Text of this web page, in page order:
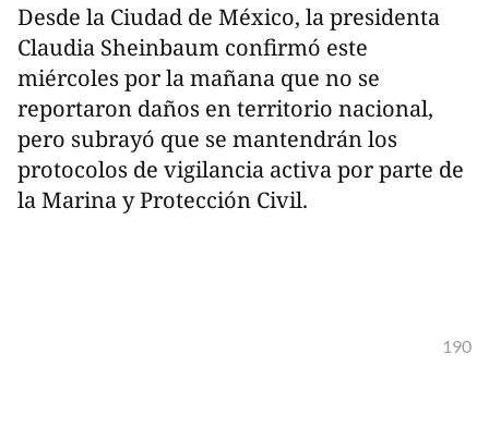
Desde la Ciudad de México, la presidenta
Claudia Sheinbaum confirmó este
miércoles por la mañana que no se
reportaron daños en territorio nacional,
pero subrayó que se mantendrán los
protocolos de vigilancia activa por parte de
la Marina y Protección Civil.
190